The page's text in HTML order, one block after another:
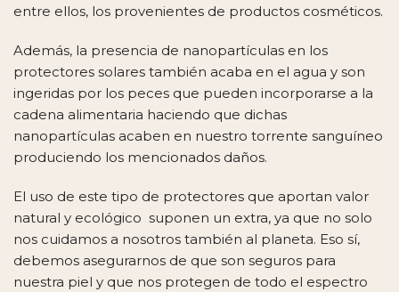
entre ellos, los provenientes de productos cosméticos.
Además, la presencia de nanopartículas en los
protectores solares también acaba en el agua y son
ingeridas por los peces que pueden incorporarse a la
cadena alimentaria haciendo que dichas
nanopartículas acaben en nuestro torrente sanguíneo
produciendo los mencionados daños.
El uso de este tipo de protectores que aportan valor
natural y ecológico suponen un extra, ya que no solo
nos cuidamos a nosotros también al planeta. Eso sí,
debemos asegurarnos de que son seguros para
nuestra piel y que nos protegen de todo el espectro